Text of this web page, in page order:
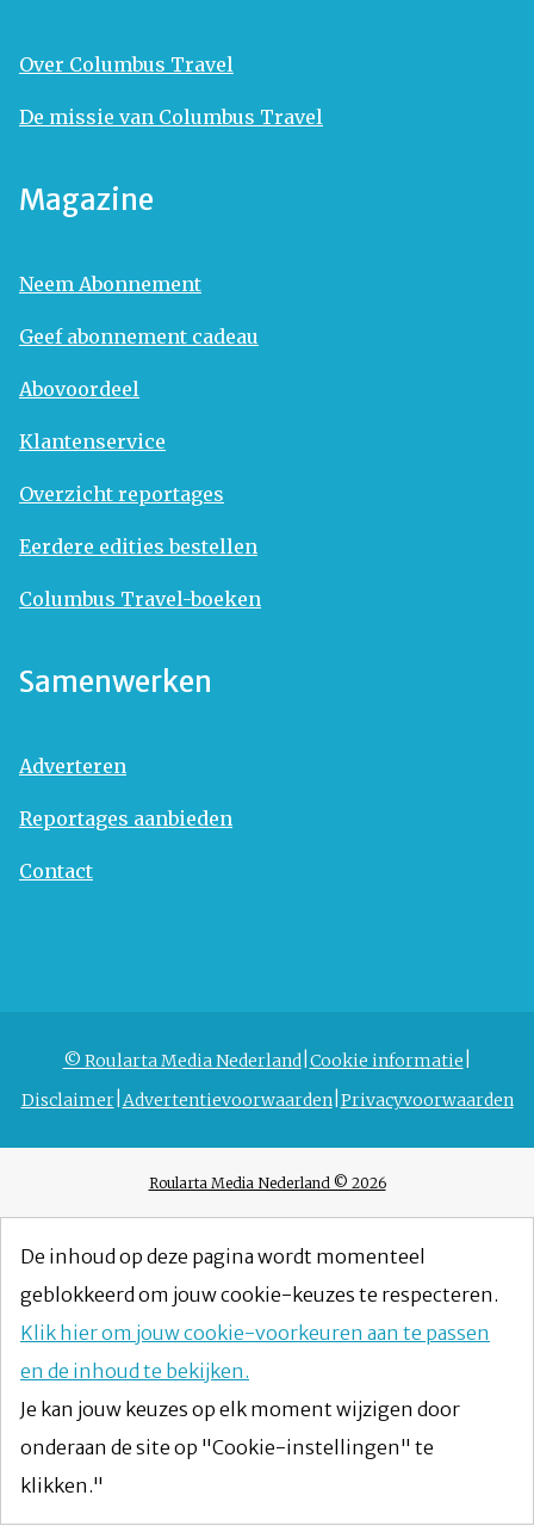
Over Columbus Travel
De missie van Columbus Travel
Magazine
Neem Abonnement
Geef abonnement cadeau
Abovoordeel
Klantenservice
Overzicht reportages
Eerdere edities bestellen
Columbus Travel-boeken
Samenwerken
Adverteren
Reportages aanbieden
Contact
© Roularta Media Nederland Cookie informatie
Disclaimer Advertentievoorwaarden Privacyvoorwaarden
Roularta Media Nederland © 2026
De inhoud op deze pagina wordt momenteel
geblokkeerd om jouw cookie-keuzes te respecteren.
Klik hier om jouw cookie-voorkeuren aan te passen
en de inhoud te bekijken.
Je kan jouw keuzes op elk moment wijzigen door
onderaan de site op "Cookie-instellingen" te
klikken."